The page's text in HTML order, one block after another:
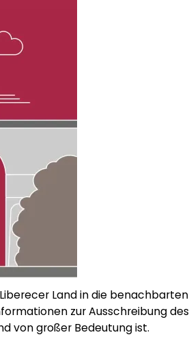
Land in die benachbarten
zur Ausschreibung des
von großer Bedeutung ist.